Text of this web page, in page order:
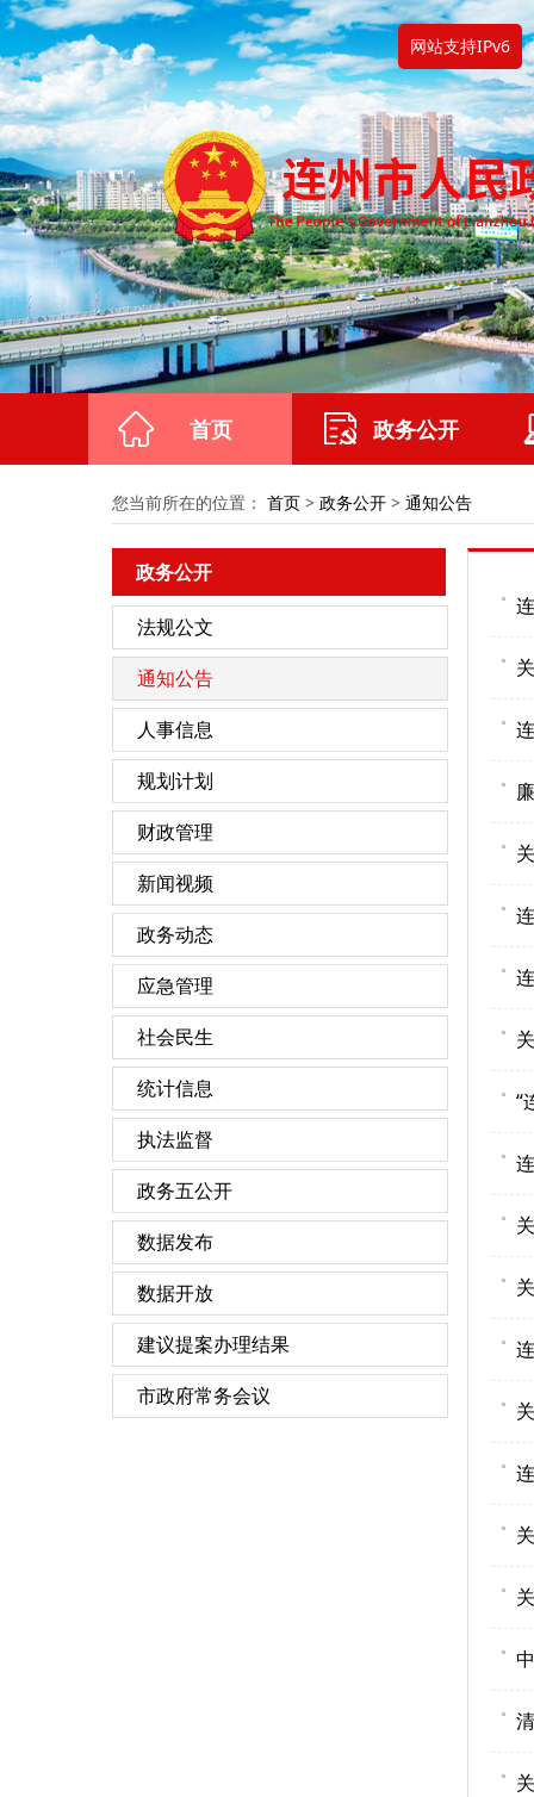
网站支持IPv6
首页 政务公开
您当前所在的位置： 首页 > 政务公开 > 通知公告
政务公开
法规公文
通知公告
人事信息
规划计划
财政管理
新闻视频
政务动态
应急管理
社会民生
统计信息
执法监督
政务五公开
数据发布
数据开放
建议提案办理结果
市政府常务会议
“